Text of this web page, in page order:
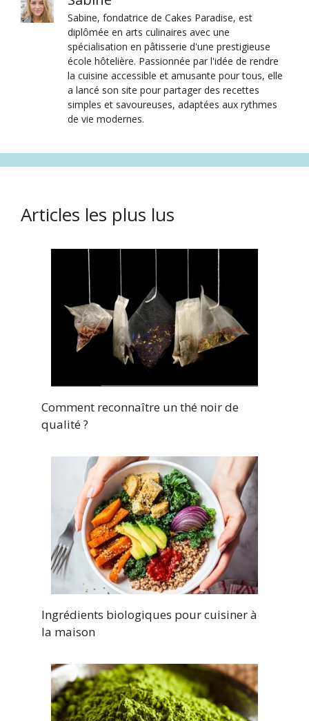
Sabine, fondatrice de Cakes Paradise, est
diplômée en arts culinaires avec une
spécialisation en pâtisserie d'une prestigieuse
école hôtelière. Passionnée par l'idée de rendre
la cuisine accessible et amusante pour tous, elle
a lancé son site pour partager des recettes
simples et savoureuses, adaptées aux rythmes
de vie modernes.
Articles les plus lus
Comment reconnaître un thé noir de
qualité ?
Ingrédients biologiques pour cuisiner à
la maison